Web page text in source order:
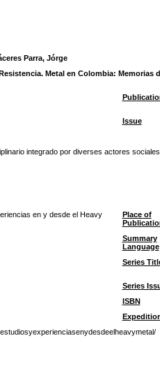
Parra, Jórge
Metal en Colombia:
Issue
integrado por diverses actores
en y desde el Heavy
Place of
Summary
Language
Series
Series
ISBN